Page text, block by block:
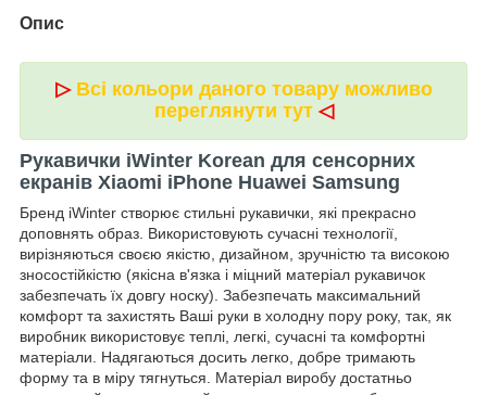
Опис
▷ Всі кольори даного товару можливо
переглянути тут◁
Рукавички iWinter Korean для сенсорних
екранів Xiaomi iPhone Huawei Samsung
Бренд iWinter створює стильні рукавички, які прекрасно
доповнять образ. Використовують сучасні технології,
вирізняються своєю якістю, дизайном, зручністю та високою
зносостійкістю (якісна в'язка і міцний матеріал рукавичок
забезпечать їх довгу носку). Забезпечать максимальний
комфорт та захистять Ваші руки в холодну пору року, так, як
виробник використовує теплі, легкі, сучасні та комфортні
матеріали. Надягаються досить легко, добре тримають
форму та в міру тягнуться. Матеріал виробу достатньо